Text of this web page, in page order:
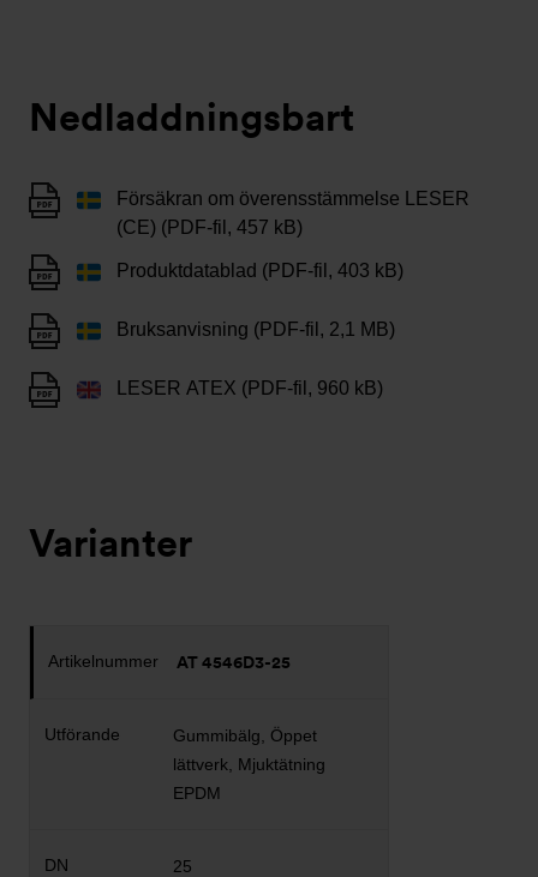
Nedladdningsbart
Försäkran om överensstämmelse LESER
(CE) (PDF-fil, 457 kB)
Produktdatablad (PDF-fil, 403 kB)
Bruksanvisning (PDF-fil, 2,1 MB)
LESER ATEX (PDF-fil, 960 kB)
Varianter
AT 4546D3-25
Gummibälg, Öppet
lättverk, Mjuktätning
EPDM
25